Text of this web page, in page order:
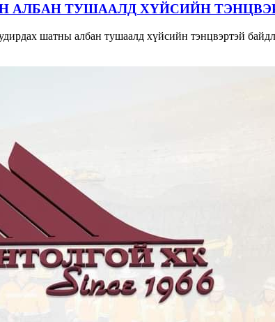
ТУШААЛД ХҮЙСИЙН
шатны албан тушаалд хүйсийн тэнцвэртэй